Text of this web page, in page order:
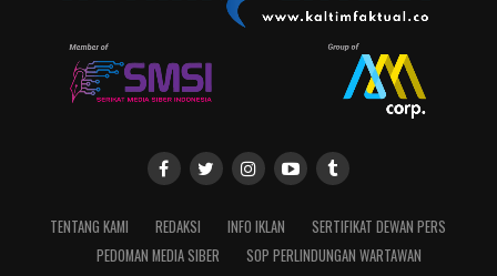
TENTANG KAMI REDAKSI INFO IKLAN
SERTIFIKAT DEWAN PERS
PEDOMAN MEDIA SIBER
SOP PERLINDUNGAN WARTAWAN